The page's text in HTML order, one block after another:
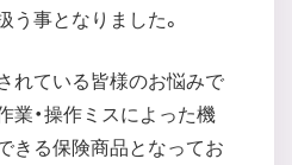
う事となりました。
れている皆様のお悩みで
業・操作ミスによった機
きる保険商品となってお